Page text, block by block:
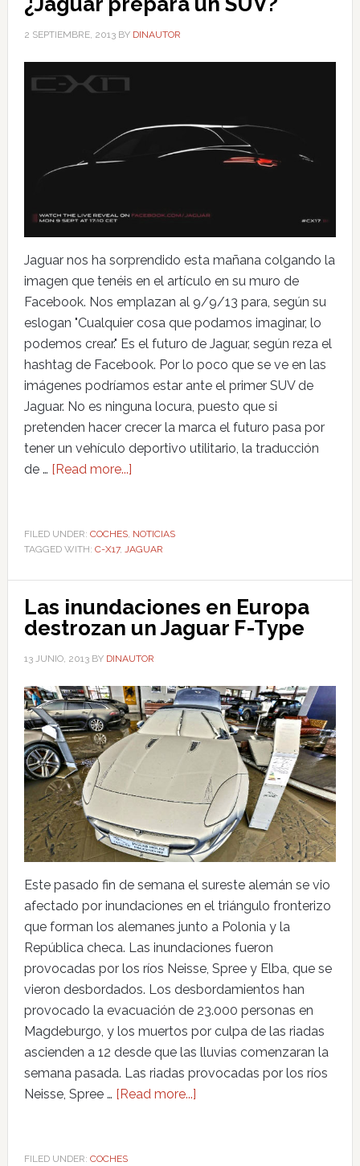
2 SEPTIEMBRE, 2013BY DINAUTOR
Jaguar nos ha sorprendido esta mañana colgando la
imagen que tenéis en el artículo en su muro de
Facebook. Nos emplazan al 9/9/13 para, según su
eslogan "Cualquier cosa que podamos imaginar, lo
podemos crear." Es el futuro de Jaguar, según reza el
hashtag de Facebook. Por lo poco que se ve en las
imágenes podríamos estar ante el primer SUV de
Jaguar. No es ninguna locura, puesto que si
pretenden hacer crecer la marca el futuro pasa por
tener un vehículo deportivo utilitario, la traducción
de … [Read more...]
FILED UNDER: COCHES, NOTICIAS
TAGGED WITH: C-X17, JAGUAR
Las inundaciones en Europa
destrozan un Jaguar F-Type
13 JUNIO, 2013BY DINAUTOR
Este pasado fin de semana el sureste alemán se vio
afectado por inundaciones en el triángulo fronterizo
que forman los alemanes junto a Polonia y la
República checa. Las inundaciones fueron
provocadas por los ríos Neisse, Spree y Elba, que se
vieron desbordados. Los desbordamientos han
provocado la evacuación de 23.000 personas en
Magdeburgo, y los muertos por culpa de las riadas
ascienden a 12 desde que las lluvias comenzaran la
semana pasada. Las riadas provocadas por los ríos
Neisse, Spree … [Read more...]
FILED UNDER: COCHES